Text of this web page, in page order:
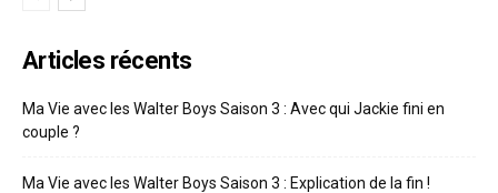
Articles récents
Ma Vie avec les Walter Boys Saison 3 : Avec qui Jackie fini en
couple ?
Ma Vie avec les Walter Boys Saison 3 : Explication de la fin !